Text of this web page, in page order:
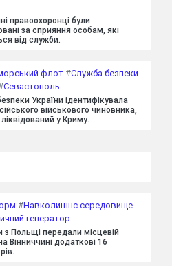
правоохоронці були
за сприяння особам, які
від служби.
флот #Служба безпеки
Севастополь
України ідентифікувала
військового чиновника,
у Криму.
#Навколишнє середовище
генератор
з Польщі передали місцевій
Вінниччині додаткові 16